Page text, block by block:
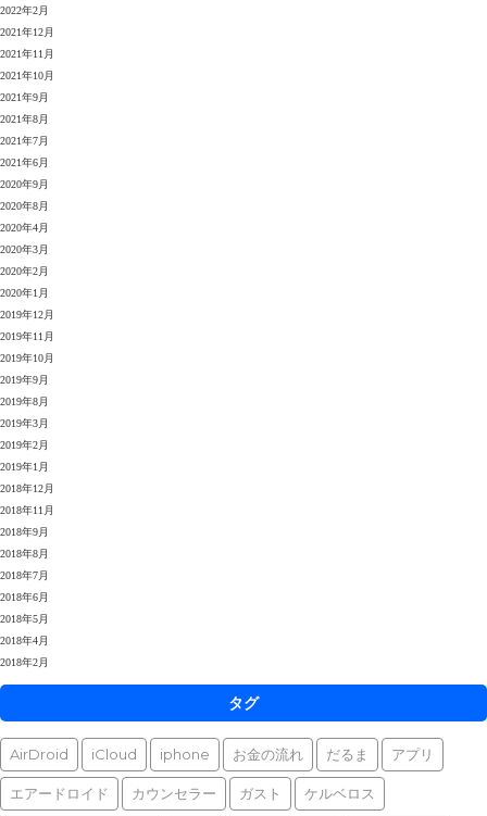
2022年2月
2021年12月
2021年11月
2021年10月
2021年9月
2021年8月
2021年7月
2021年6月
2020年9月
2020年8月
2020年4月
2020年3月
2020年2月
2020年1月
2019年12月
2019年11月
2019年10月
2019年9月
2019年8月
2019年3月
2019年2月
2019年1月
2018年12月
2018年11月
2018年9月
2018年8月
2018年7月
2018年6月
2018年5月
2018年4月
2018年2月
タグ
AirDroid iCloud iphone お金の流れ だるま アプリ
エアードロイド カウンセラー ガスト ケルベロス